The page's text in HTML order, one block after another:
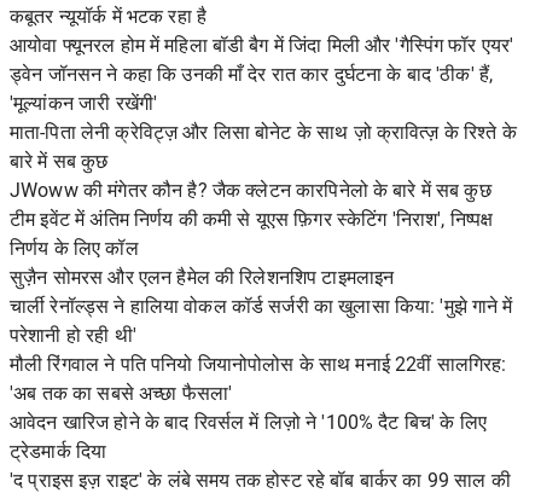
कबूतर न्यूयॉर्क में भटक रहा है
आयोवा फ्यूनरल होम में महिला बॉडी बैग में जिंदा मिली और 'गैस्पिंग फॉर एयर'
ड्वेन जॉनसन ने कहा कि उनकी माँ देर रात कार दुर्घटना के बाद 'ठीक' हैं,
'मूल्यांकन जारी रखेंगी'
माता-पिता लेनी क्रेविट्ज़ और लिसा बोनेट के साथ ज़ो क्रावित्ज़ के रिश्ते के
बारे में सब कुछ
JWoww की मंगेतर कौन है? जैक क्लेटन कारपिनेलो के बारे में सब कुछ
टीम इवेंट में अंतिम निर्णय की कमी से यूएस फ़िगर स्केटिंग 'निराश', निष्पक्ष
निर्णय के लिए कॉल
सुज़ैन सोमरस और एलन हैमेल की रिलेशनशिप टाइमलाइन
चार्ली रेनॉल्ड्स ने हालिया वोकल कॉर्ड सर्जरी का खुलासा किया: 'मुझे गाने में
परेशानी हो रही थी'
मौली रिंगवाल ने पति पनियो जियानोपोलोस के साथ मनाई 22वीं सालगिरह:
'अब तक का सबसे अच्छा फैसला'
आवेदन खारिज होने के बाद रिवर्सल में लिज़ो ने '100% दैट बिच' के लिए
ट्रेडमार्क दिया
'द प्राइस इज़ राइट' के लंबे समय तक होस्ट रहे बॉब बार्कर का 99 साल की